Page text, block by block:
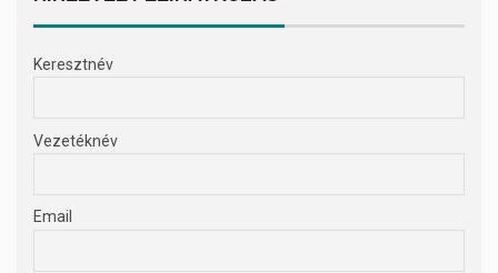
Keresztnév
Vezetéknév
Email